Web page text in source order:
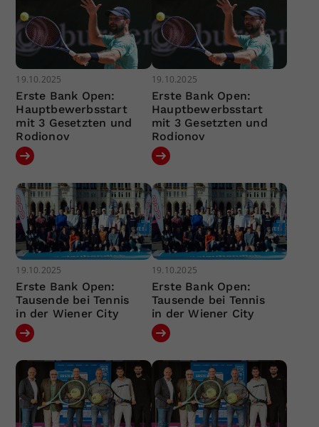
19.10.2025
Erste Bank Open:
Hauptbewerbsstart
mit 3 Gesetzten und
Rodionov
19.10.2025
Erste Bank Open:
Hauptbewerbsstart
mit 3 Gesetzten und
Rodionov
19.10.2025
Erste Bank Open:
Tausende bei Tennis
in der Wiener City
19.10.2025
Erste Bank Open:
Tausende bei Tennis
in der Wiener City